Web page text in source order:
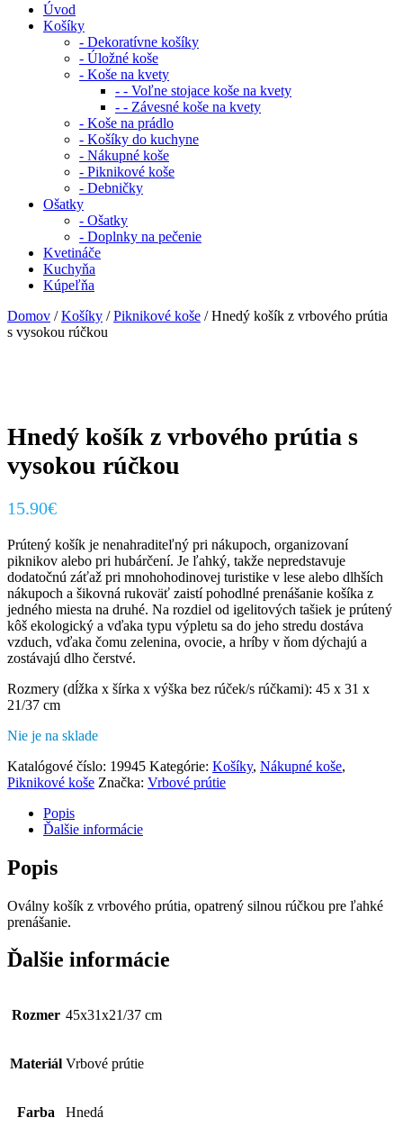
Úvod
Košíky
- Dekoratívne košíky
- Úložné koše
- Koše na kvety
- - Voľne stojace koše na kvety
- - Závesné koše na kvety
- Koše na prádlo
- Košíky do kuchyne
- Nákupné koše
- Piknikové koše
- Debničky
Ošatky
- Ošatky
- Doplnky na pečenie
Kvetináče
Kuchyňa
Kúpeľňa
Domov /Košíky /Piknikové koše / Hnedý košík z vrbového prútia
s vysokou rúčkou
Hnedý košík z vrbového prútia s
vysokou rúčkou
15.90€
Prútený košík je nenahraditeľný pri nákupoch, organizovaní
piknikov alebo pri hubárčení. Je ľahký, takže nepredstavuje
dodatočnú záťaž pri mnohohodinovej turistike v lese alebo dlhších
nákupoch a šikovná rukoväť zaistí pohodlné prenášanie košíka z
jedného miesta na druhé. Na rozdiel od igelitových tašiek je prútený
kôš ekologický a vďaka typu výpletu sa do jeho stredu dostáva
vzduch, vďaka čomu zelenina, ovocie, a hríby v ňom dýchajú a
zostávajú dlho čerstvé.
Rozmery (dĺžka x šírka x výška bez rúček/s rúčkami): 45 x 31 x
21/37 cm
Nie je na sklade
Katalógové číslo: 19945 Kategórie: Košíky, Nákupné koše,
Piknikové koše Značka: Vrbové prútie
Popis
Ďalšie informácie
Popis
Oválny košík z vrbového prútia, opatrený silnou rúčkou pre ľahké
prenášanie.
Ďalšie informácie
Rozmer 45x31x21/37 cm
Materiál Vrbové prútie
Farba Hnedá